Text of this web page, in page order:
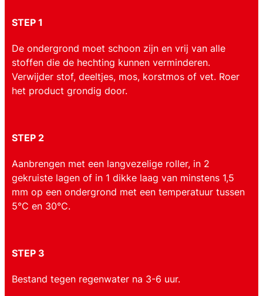
STEP 1
De ondergrond moet schoon zijn en vrij van alle
stoffen die de hechting kunnen verminderen.
Verwijder stof, deeltjes, mos, korstmos of vet. Roer
het product grondig door.
STEP 2
Aanbrengen met een langvezelige roller, in 2
gekruiste lagen of in 1 dikke laag van minstens 1,5
mm op een ondergrond met een temperatuur tussen
5°C en 30°C.
STEP 3
Bestand tegen regenwater na 3-6 uur.